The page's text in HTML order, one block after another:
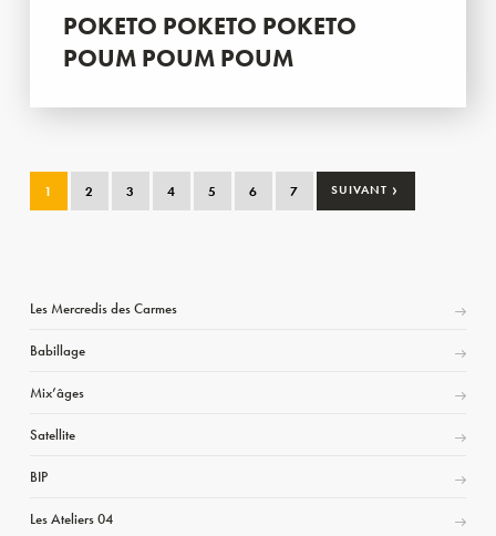
POKETO POKETO POKETO
POUM POUM POUM
1 2 3 4 5 6 7 SUIVANT ›
Les Mercredis des Carmes
Babillage
Mix’âges
Satellite
BIP
Les Ateliers 04